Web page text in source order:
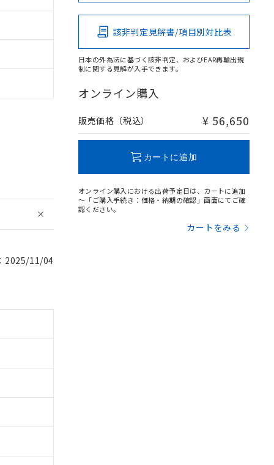
2025/11/04
該非判定見解書/項目別対比表
日本の外為法に基づく該非判定、およびEAR再輸出規
制に関する見解が入手できます。
オンライン購入
販売価格（税込） ¥ 56,650
カートに追加
オンライン購入における出荷予定日は、カートに追加
～「ご購入手続き：価格・納期の確認」画面にてご確
認ください。
カートをみる